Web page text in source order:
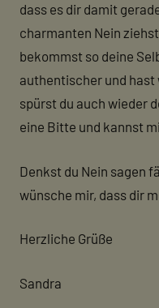
dass es dir damit
charmanten Nein
bekommst so deine
authentischer und hast
spürst du auch wieder
eine Bitte und kannst
Denkst du Nein sagen
wünsche mir, dass dir
Herzliche Grüße
Sandra